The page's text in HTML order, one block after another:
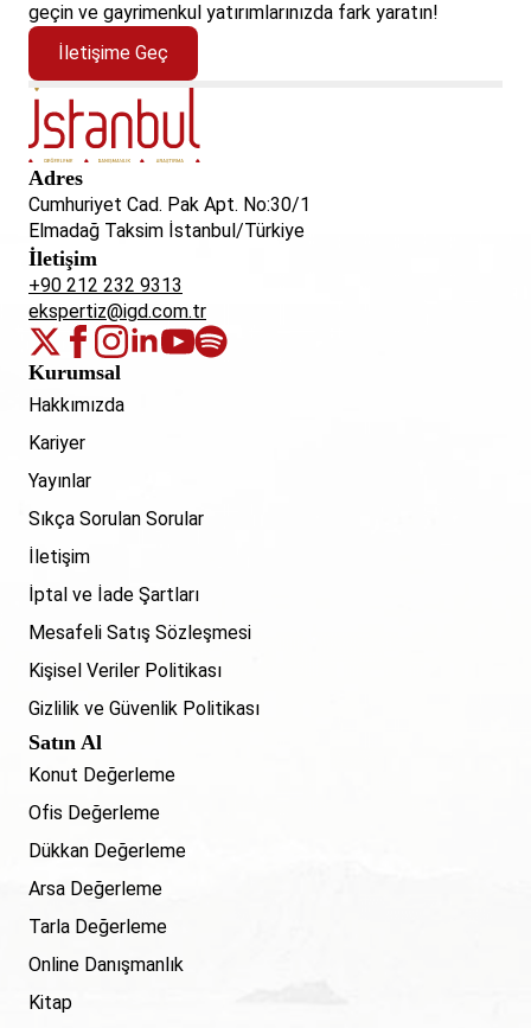
geçin ve gayrimenkul yatırımlarınızda fark yaratın!
İletişime Geç
Adres
Cumhuriyet Cad. Pak Apt. No:30/1
Elmadağ Taksim İstanbul/Türkiye
İletişim
+90 212 232 9313
ekspertiz@igd.com.tr
Kurumsal
Hakkımızda
Kariyer
Yayınlar
Sıkça Sorulan Sorular
İletişim
İptal ve İade Şartları
Mesafeli Satış Sözleşmesi
Kişisel Veriler Politikası
Gizlilik ve Güvenlik Politikası
Satın Al
Konut Değerleme
Ofis Değerleme
Dükkan Değerleme
Arsa Değerleme
Tarla Değerleme
Online Danışmanlık
Kitap